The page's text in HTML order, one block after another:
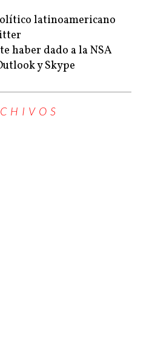
latinoamericano
haber dado a la NSA
y Skype